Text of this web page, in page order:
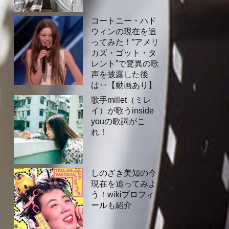
コートニー・ハド
ウィンの現在を追
ってみた！”アメリ
カズ・ゴット・タ
レント”で驚異の歌
声を披露した後
は‥【動画あり】
歌手millet（ミレ
イ）が歌うinside
youの歌詞がこ
れ！
しのざき美知の今
現在を追ってみよ
う！wikiプロフィ
ールも紹介